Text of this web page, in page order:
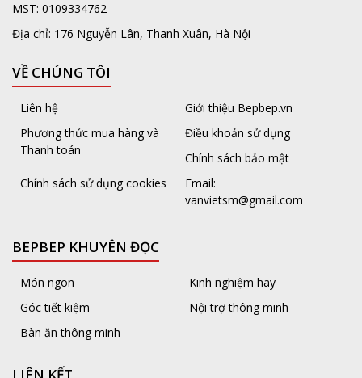
MST: 0109334762
Địa chỉ: 176 Nguyễn Lân, Thanh Xuân, Hà Nội
VỀ CHÚNG TÔI
Liên hệ
Giới thiệu Bepbep.vn
Phương thức mua hàng và
Thanh toán
Điều khoản sử dụng
Chính sách bảo mật
Chính sách sử dụng cookies
Email:
vanvietsm@gmail.com
BEPBEP KHUYÊN ĐỌC
Món ngon
Kinh nghiệm hay
Góc tiết kiệm
Nội trợ thông minh
Bàn ăn thông minh